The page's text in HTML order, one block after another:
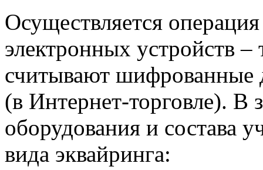
Осуществляется
электронных устройств
считывают шифрованные
(в Интернет-торговле). В
оборудования и состава
вида эквайринга: